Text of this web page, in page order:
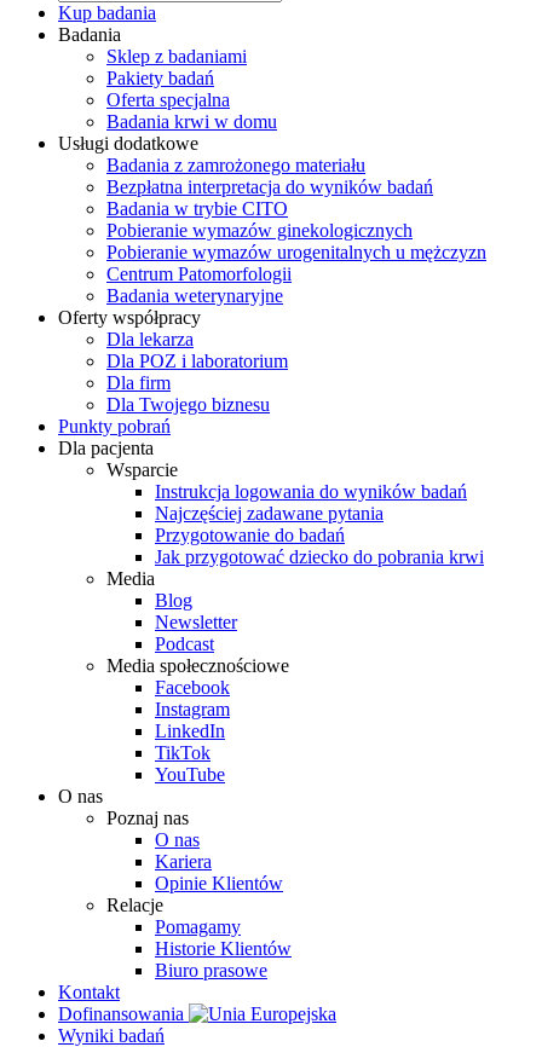
Kup badania
Badania
Sklep z badaniami
Pakiety badań
Oferta specjalna
Badania krwi w domu
Usługi dodatkowe
Badania z zamrożonego materiału
Bezpłatna interpretacja do wyników badań
Badania w trybie CITO
Pobieranie wymazów ginekologicznych
Pobieranie wymazów urogenitalnych u mężczyzn
Centrum Patomorfologii
Badania weterynaryjne
Oferty współpracy
Dla lekarza
Dla POZ i laboratorium
Dla firm
Dla Twojego biznesu
Punkty pobrań
Dla pacjenta
Wsparcie
Instrukcja logowania do wyników badań
Najczęściej zadawane pytania
Przygotowanie do badań
Jak przygotować dziecko do pobrania krwi
Media
Blog
Newsletter
Podcast
Media społecznościowe
Facebook
Instagram
LinkedIn
TikTok
YouTube
O nas
Poznaj nas
O nas
Kariera
Opinie Klientów
Relacje
Pomagamy
Historie Klientów
Biuro prasowe
Kontakt
Dofinansowania
Wyniki badań